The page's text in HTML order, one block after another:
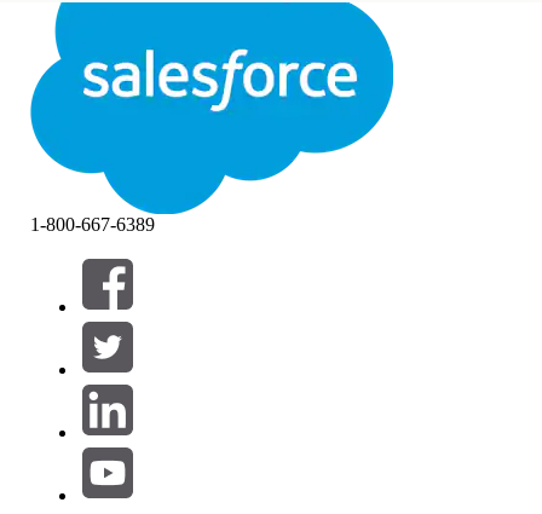
Sluiten Sluiten
Filteren op (0)
FILTERS SELECTEREN
Productgebied
1-800-667-6389